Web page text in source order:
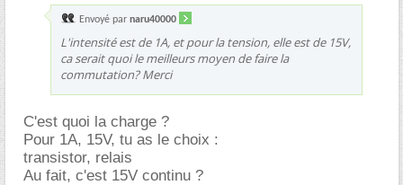
Envoyé par naru40000
L'intensité est de 1A, et pour la tension, elle est de 15V,
ca serait quoi le meilleurs moyen de faire la
commutation? Merci
C'est quoi la charge ?
Pour 1A, 15V, tu as le choix :
transistor, relais
Au fait, c'est 15V continu ?